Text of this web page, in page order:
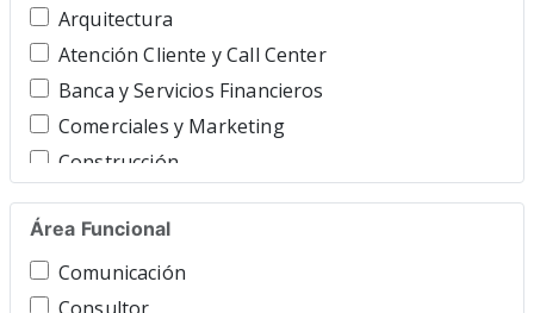
Arquitectura
Atención Cliente y Call Center
Banca y Servicios Financieros
Comerciales y Marketing
Construcción
Consultoría y Asesoría
Contable y Gestor
Cuidado Personal
Directivos y Ejecutivos
Área Funcional
Comunicación